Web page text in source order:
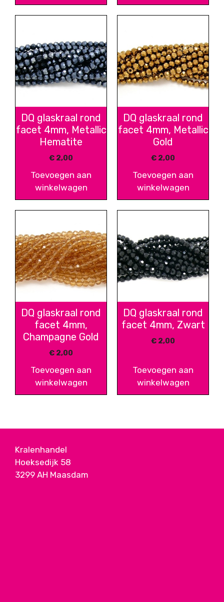
DQ glaskraal rond
facet 4mm, Metallic
Hematite
€ 2,00
Toevoegen aan
winkelwagen
DQ glaskraal rond
facet 4mm, Metallic
Gold
€ 2,00
Toevoegen aan
winkelwagen
DQ glaskraal rond
facet 4mm,
Champagne Gold
€ 2,00
Toevoegen aan
winkelwagen
DQ glaskraal rond
facet 4mm, Zwart
€ 2,00
Toevoegen aan
winkelwagen
Kralenhandel
Hoeksedijk 58
3299 AH Maasdam